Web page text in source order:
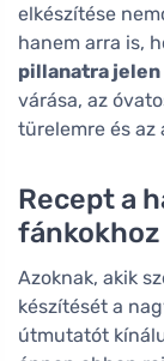
elkészítése
hanem arra is,
pillanatra
várása, az
türelemre és az
Recept a
fánkokhoz
Azoknak, akik
készítését a
útmutatót